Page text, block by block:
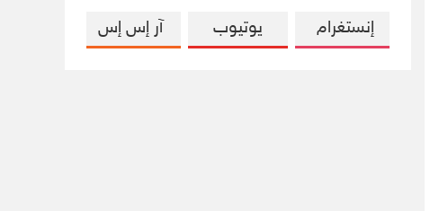
إنستغرام يوتيوب آر إس إس